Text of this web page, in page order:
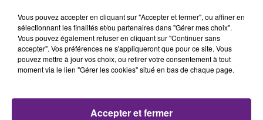
Publié : 20 novembre 2017 à 13h30 par Franck PELLOUX
Vous pouvez accepter en cliquant sur "Accepter et fermer", ou affiner en
sélectionnant les finalités et/ou partenaires dans "Gérer mes choix".
Vous pouvez également refuser en cliquant sur "Continuer sans
accepter". Vos préférences ne s'appliqueront que pour ce site. Vous
pouvez mettre à jour vos choix, ou retirer votre consentement à tout
moment via le lien "Gérer les cookies" situé en bas de chaque page.
Accepter et fermer